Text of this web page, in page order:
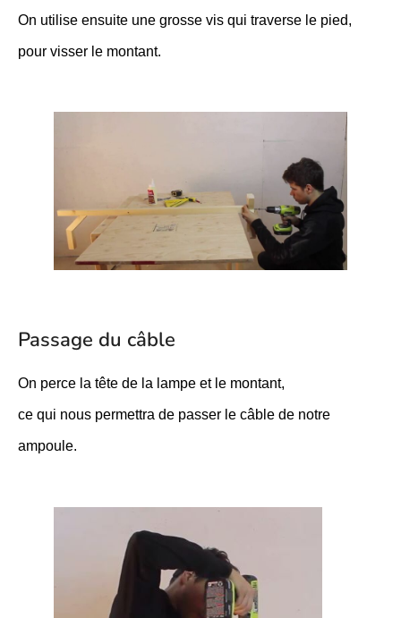
On utilise ensuite une grosse vis qui traverse le pied,
pour visser le montant.
Passage du câble
On perce la tête de la lampe et le montant,
ce qui nous permettra de passer le câble de notre
ampoule.